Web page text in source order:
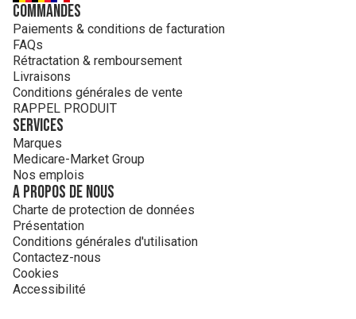
Commandes
Paiements & conditions de facturation
FAQs
Rétractation & remboursement
Livraisons
Conditions générales de vente
RAPPEL PRODUIT
Services
Marques
Medicare-Market Group
Nos emplois
A propos de nous
Charte de protection de données
Présentation
Conditions générales d'utilisation
Contactez-nous
Cookies
Accessibilité